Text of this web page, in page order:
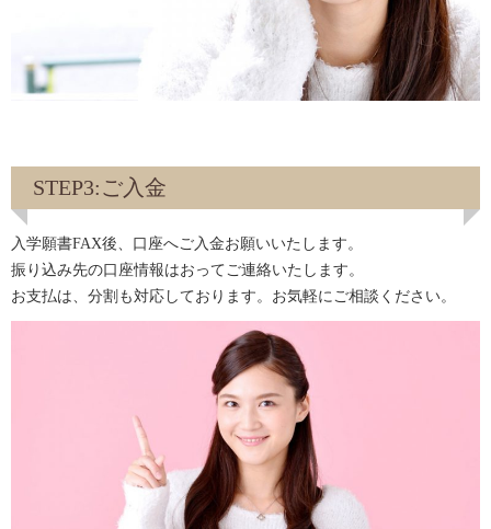
STEP3:ご入金
入学願書FAX後、口座へご入金お願いいたします。
振り込み先の口座情報はおってご連絡いたします。
お支払は、分割も対応しております。お気軽にご相談ください。